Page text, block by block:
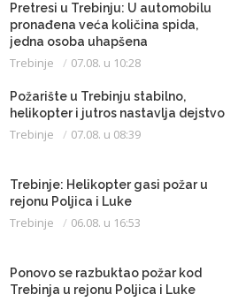
Pretresi u Trebinju: U automobilu
pronađena veća količina spida,
jedna osoba uhapšena
Trebinje 07.08. u 10:28
Požarište u Trebinju stabilno,
helikopter i jutros nastavlja dejstvo
Trebinje 07.08. u 08:39
Trebinje: Helikopter gasi požar u
rejonu Poljica i Luke
Trebinje 06.08. u 16:53
Ponovo se razbuktao požar kod
Trebinja u rejonu Poljica i Luke